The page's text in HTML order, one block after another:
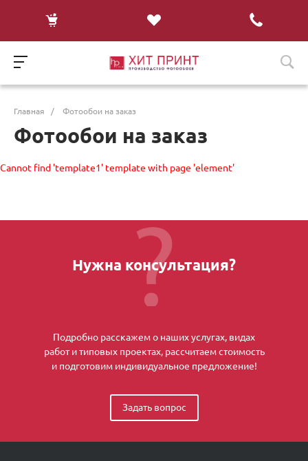
Главная / Фотообои на заказ
Фотообои на заказ
Cannot find 'template1' template with page 'element'
Нужна консультация?
Подробно расскажем о наших услугах, видах
работ и типовых проектах, рассчитаем стоимость
и подготовим индивидуальное предложение!
Задать вопрос